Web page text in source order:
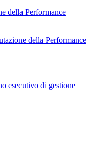
della Performance
della Performance
esecutivo di gestione